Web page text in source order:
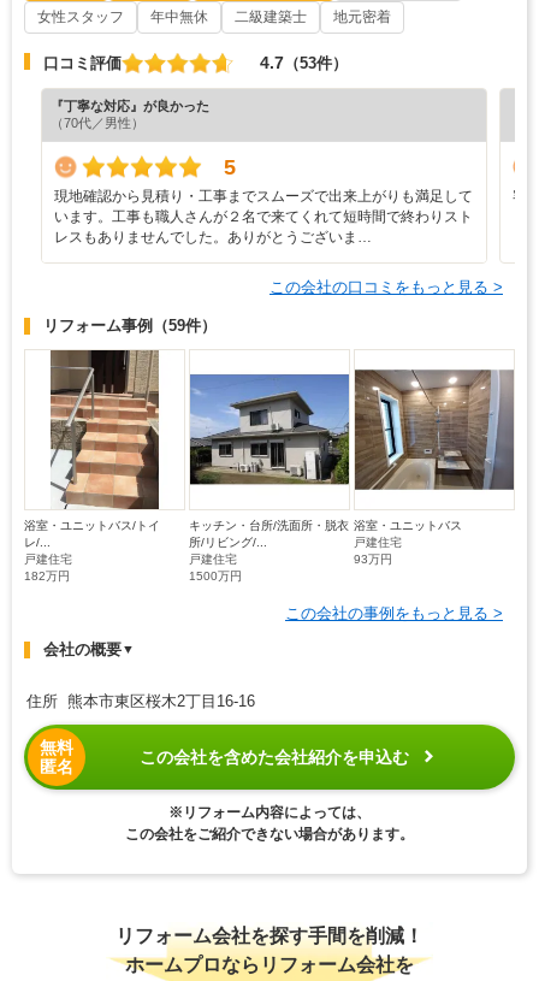
女性スタッフ
年中無休 二級建築士 地元密着
口コミ評価 4.7 （53件）
『丁寧な対応』が良かった
（70代／男性）
5
現地確認から見積り・工事までスムーズで出来上がりも満足して
います。工事も職人さんが２名で来てくれて短時間で終わりスト
レスもありませんでした。ありがとうございま…
客
この会社の口コミをもっと見る >
リフォーム事例 （59件）
浴室・ユニットバス/トイ
レ/...
戸建住宅
182万円
キッチン・台所/洗面所・脱衣
所/リビング/...
戸建住宅
1500万円
浴室・ユニットバス
戸建住宅
93万円
この会社の事例をもっと見る >
会社の概要▼
住所 熊本市東区桜木2丁目16-16
無料
匿名
この会社を含めた会社紹介を申込む
※リフォーム内容によっては、
この会社をご紹介できない場合があります。
リフォーム会社を探す手間を削減！
ホームプロならリフォーム会社を